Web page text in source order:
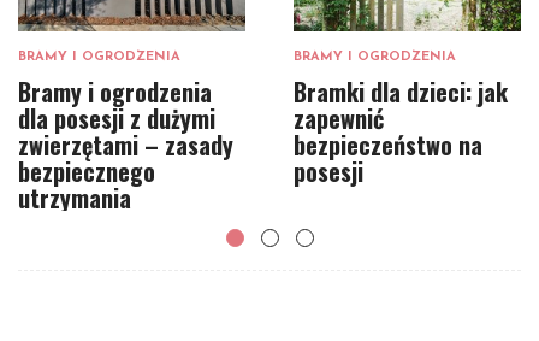
BRAMY I OGRODZENIA
Bramy i ogrodzenia
dla posesji z dużymi
zwierzętami – zasady
bezpiecznego
utrzymania
BRAMY I OGRODZENIA
Bramki dla dzieci: jak
zapewnić
bezpieczeństwo na
posesji